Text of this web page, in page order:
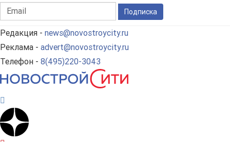
Подписка
Редакция - news@novostroycity.ru
Реклама - advert@novostroycity.ru
Телефон - 8(495)220-3043